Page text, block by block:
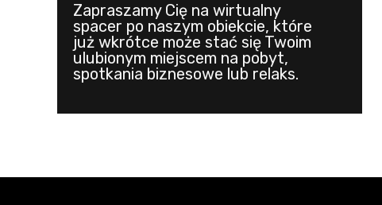
Zapraszamy Cię na wirtualny
spacer po naszym obiekcie, które
już wkrótce może stać się Twoim
ulubionym miejscem na pobyt,
spotkania biznesowe lub relaks.